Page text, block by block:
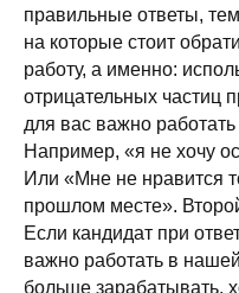
правильные ответы,
на которые стоит
работу, а именно:
отрицательных частиц
для вас важно
Например, «я не хочу
Или «Мне не нравится
прошлом месте».
Если кандидат при
важно работать в
больше зарабатывать,